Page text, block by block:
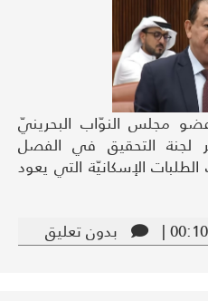
مجلس النوّاب البحرينيّ
لجنة التحقيق في الفصل
الإسكانيّة التي يعود
بدون تعليق